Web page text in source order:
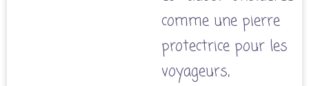
comme une pierre
protectrice pour les
voyageurs,